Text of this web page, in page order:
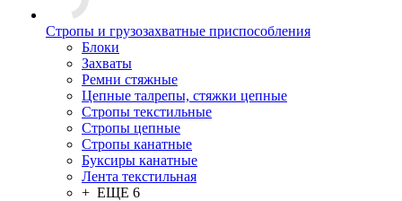
Стропы и грузозахватные приспособления
Блоки
Захваты
Ремни стяжные
Цепные талрепы, стяжки цепные
Стропы текстильные
Стропы цепные
Стропы канатные
Буксиры канатные
Лента текстильная
+ ЕЩЕ 6